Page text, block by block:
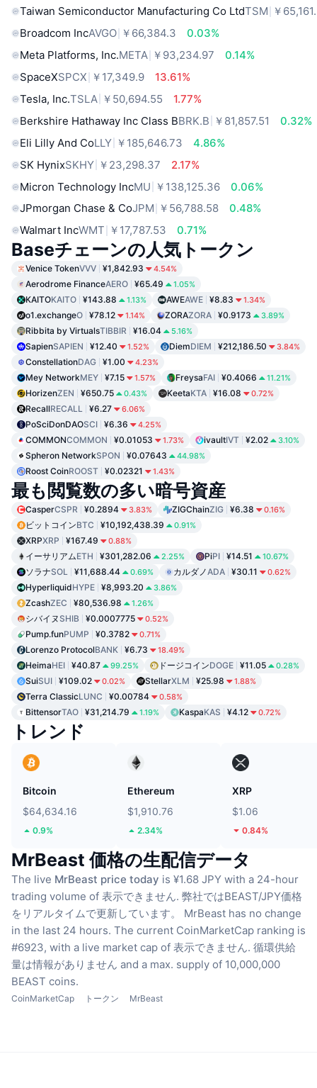
Taiwan Semiconductor Manufacturing Co LtdTSM ￥
Broadcom IncAVGO ￥66,384.3
0.03%
Meta Platforms, Inc.META ￥93,234.97
0.14%
SpaceXSPCX ￥17,349.9
13.61%
Tesla, Inc.TSLA ￥50,694.55
1.77%
Berkshire Hathaway Inc Class BBRK.B ￥81,857.51
0.32%
Eli Lilly And CoLLY ￥185,646.73
4.86%
SK HynixSKHY ￥23,298.37
2.17%
Micron Technology IncMU ￥138,125.36
0.06%
JPmorgan Chase & CoJPM ￥56,788.58
0.48%
Walmart IncWMT ￥17,787.53 0.71%
Baseチェーンの人気トークン
Venice TokenVVV ¥1,842.93 4.54%
Aerodrome FinanceAERO ¥65.49 1.05%
KAITOKAITO ¥143.88 1.13% AWEAWE ¥8.83 1.34%
o1.exchangeO ¥78.12 1.14% ZORAZORA ¥0.9173 3.89%
Ribbita by VirtualsTIBBIR ¥16.04 5.16%
SapienSAPIEN ¥12.40 1.52% DiemDIEM ¥212,186.50 3.84%
ConstellationDAG ¥1.00 4.23%
Mey NetworkMEY ¥7.15 1.57% FreysaFAI ¥0.4066 11.21%
HorizenZEN ¥650.75 0.43% KeetaKTA ¥16.08 0.72%
RecallRECALL ¥6.27 6.06%
PoSciDonDAOSCI ¥6.36 4.25%
COMMONCOMMON ¥0.01053 1.73% ivaultIVT ¥2.02 3.10%
Spheron NetworkSPON ¥0.07643 44.98%
Roost CoinROOST ¥0.02321 1.43%
最も閲覧数の多い暗号資産
CasperCSPR ¥0.2894 3.83% ZIGChainZIG ¥6.38 0.16%
ビットコインBTC ¥10,192,438.39 0.91%
XRPXRP ¥167.49 0.88%
イーサリアムETH ¥301,282.06 2.25% PiPI ¥14.51 10.67%
ソラナSOL ¥11,688.44 0.69% カルダノADA ¥30.11 0.62%
HyperliquidHYPE ¥8,993.20 3.86%
ZcashZEC ¥80,536.98 1.26%
シバイヌ SHIB ¥0.0007775 0.52%
Pump.funPUMP ¥0.3782 0.71%
Lorenzo ProtocolBANK ¥6.73 18.49%
HeimaHEI ¥40.87 99.25% ドージコインDOGE ¥11.05 0.28%
SuiSUI ¥109.02 0.02% StellarXLM ¥25.98 1.88%
Terra ClassicLUNC ¥0.00784 0.58%
BittensorTAO ¥31,214.79 1.19% KaspaKAS ¥4.12 0.72%
トレンド
Bitcoin
$64,634.16
0.9%
Ethereum
$1,910.76
2.34%
XRP
$1.06
0.84%
MrBeast 価格の生配信データ
The live MrBeast price today is ¥1.68 JPY with a 24-hour
trading volume of 表示できません. 弊社ではBEAST/JPY価格
をリアルタイムで更新しています。
MrBeast has no change
in the last 24 hours. The current CoinMarketCap ranking is
#6923, with a live market cap of 表示できません. 循環供給
量は情報がありません and a max. supply of 10,000,000
BEAST coins.
CoinMarketCap トークン MrBeast